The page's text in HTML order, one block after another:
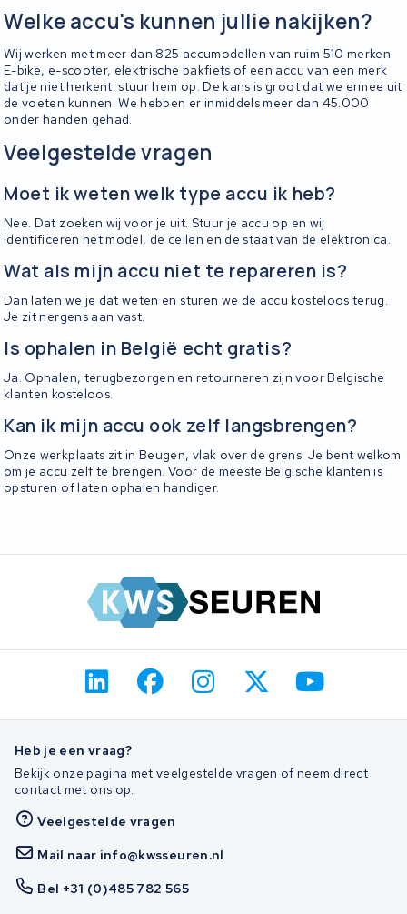
Welke accu's kunnen jullie nakijken?
Wij werken met meer dan 825 accumodellen van ruim 510 merken.
E-bike, e-scooter, elektrische bakfiets of een accu van een merk
dat je niet herkent: stuur hem op. De kans is groot dat we ermee uit
de voeten kunnen. We hebben er inmiddels meer dan 45.000
onder handen gehad.
Veelgestelde vragen
Moet ik weten welk type accu ik heb?
Nee. Dat zoeken wij voor je uit. Stuur je accu op en wij
identificeren het model, de cellen en de staat van de elektronica.
Wat als mijn accu niet te repareren is?
Dan laten we je dat weten en sturen we de accu kosteloos terug.
Je zit nergens aan vast.
Is ophalen in België echt gratis?
Ja. Ophalen, terugbezorgen en retourneren zijn voor Belgische
klanten kosteloos.
Kan ik mijn accu ook zelf langsbrengen?
Onze werkplaats zit in Beugen, vlak over de grens. Je bent welkom
om je accu zelf te brengen. Voor de meeste Belgische klanten is
opsturen of laten ophalen handiger.
Heb je een vraag?
Bekijk onze pagina met veelgestelde vragen of neem direct
contact met ons op.
Veelgestelde vragen
Mail naar info@kwsseuren.nl
Bel +31 (0)485 782 565